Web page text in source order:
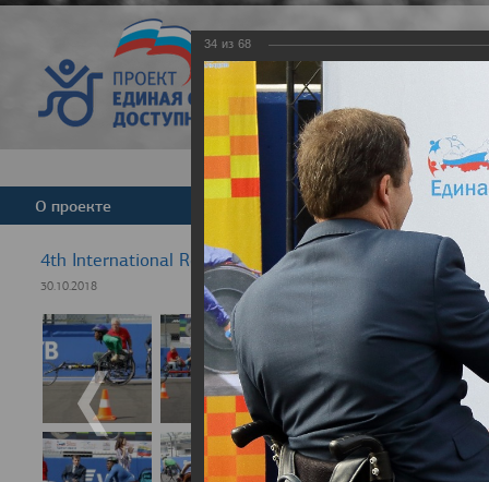
Версия для
О проекте Команда Новости
4th International Rezept-Sport Wheelchair Half
30.10.2018
34 из 68